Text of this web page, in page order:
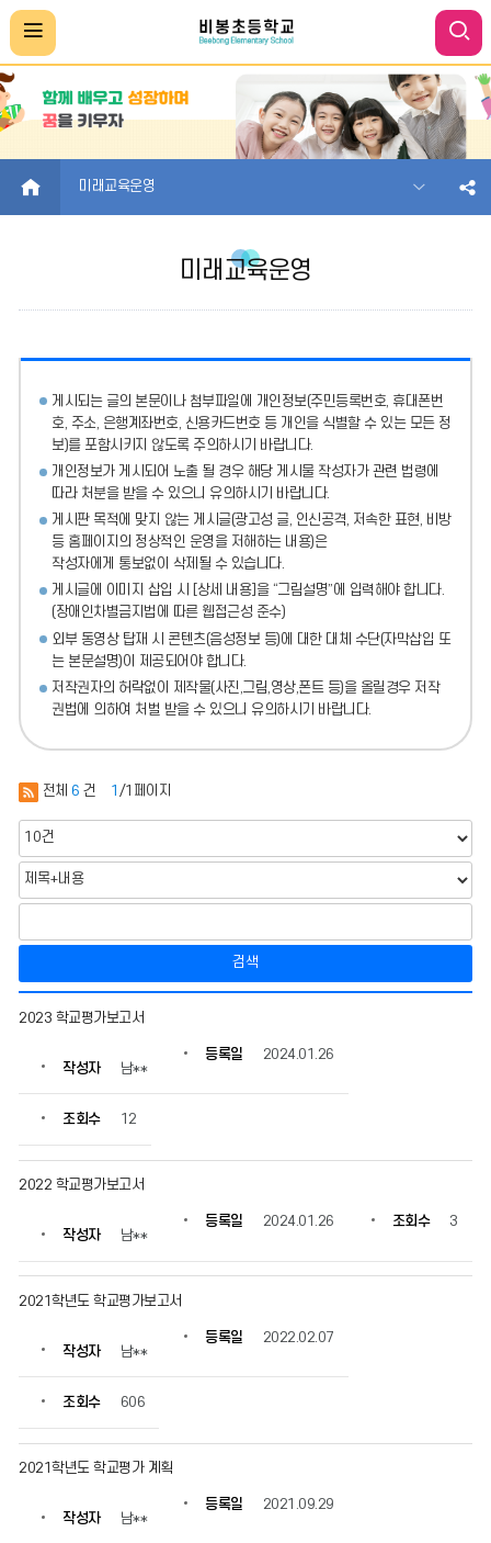
HOME 미래교육운영
미래교육운영
게시되는 글의 본문이나 첨부파일에
개인정보(주민등록번호, 휴대폰번
호, 주소, 은행계좌번호, 신용카드번호 등 개인을 식별할 수 있는 모든 정
보)를 포함시키지 않도록 주의하시기 바랍니다.
개인정보가 게시되어 노출 될 경우 해당 게시물 작성자가 관련 법령에
따라 처분을 받을 수 있으니 유의하시기 바랍니다.
게시판 목적에 맞지 않는 게시글(광고성 글, 인신공격, 저속한 표현, 비방
등 홈페이지의 정상적인 운영을 저해하는 내용)은
작성자에게 통보없이 삭제될 수 있습니다.
게시글에 이미지 삽입 시 [상세 내용]을 “그림설명”에 입력해야 합니다.
(장애인차별금지법에 따른 웹접근성 준수)
외부 동영상 탑재 시 콘텐츠(음성정보 등)에 대한 대체 수단(자막삽입 또
는 본문설명)이 제공되어야 합니다.
저작권자의 허락없이 제작물(사진,그림,영상,폰트 등)을 올릴경우 저작
권법에 의하여 처벌 받을 수 있으니 유의하시기 바랍니다.
전체 6 건 1 /1페이지
검색
래
운
게
시
등
조
회
2023 학교평가보고서
작성자 남**
등록일 2024.01.26
조회수 12
2022 학교평가보고서
작성자 남**
등록일 2024.01.26 조회수 3
2021학년도 학교평가보고서
작성자 남**
등록일 2022.02.07
조회수 606
2021학년도 학교평가 계획
작성자 남**
등록일 2021.09.29